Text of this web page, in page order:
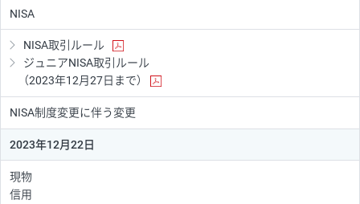
NISA
NISA取引ルール
ジュニアNISA取引ルール
（2023年12月27日まで）
NISA制度変更に伴う変更
2023年12月22日
現物
信用